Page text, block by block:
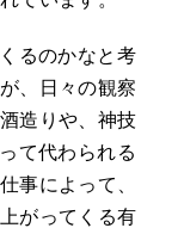
るのかなと考
、日々の観察
造りや、神技
て代わられる
事によって、
がってくる有